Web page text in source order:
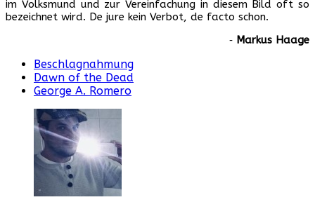
im Volksmund und zur Vereinfachung in diesem Bild oft so
bezeichnet wird. De jure kein Verbot, de facto schon.
‐ Markus Haage
Beschlagnahmung
Dawn of the Dead
George A. Romero